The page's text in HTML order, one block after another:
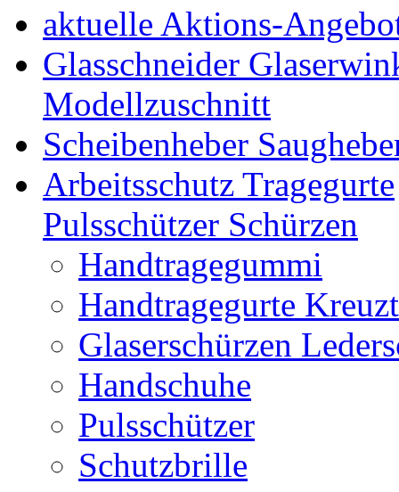
aktuelle Aktions-
Glasschneider
Modellzuschnitt
Scheibenheber
Arbeitsschutz Tragegurte
Pulsschützer Schürzen
Handtragegummi
Handtragegurte
Glaserschürzen
Handschuhe
Pulsschützer
Schutzbrille